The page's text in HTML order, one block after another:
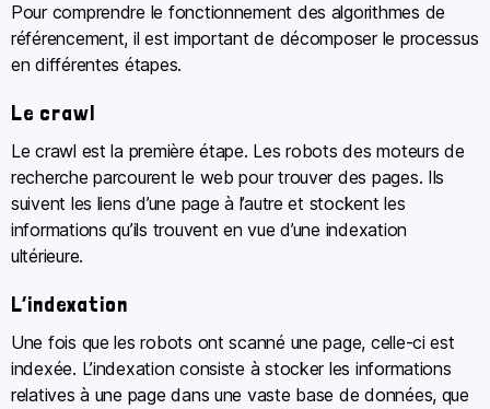
Pour comprendre le fonctionnement des algorithmes de
référencement, il est important de décomposer le processus
en différentes étapes.
Le crawl
Le crawl est la première étape. Les robots des moteurs de
recherche parcourent le web pour trouver des pages. Ils
suivent les liens d’une page à l’autre et stockent les
informations qu’ils trouvent en vue d’une indexation
ultérieure.
L’indexation
Une fois que les robots ont scanné une page, celle-ci est
indexée. L’indexation consiste à stocker les informations
relatives à une page dans une vaste base de données, que